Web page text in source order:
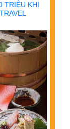
TRIỆU KHI